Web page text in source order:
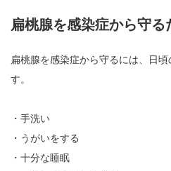
扁桃腺を感染症から守る
扁桃腺を感染症から守るには、日
す。
・手洗い
・うがいをする
・十分な睡眠